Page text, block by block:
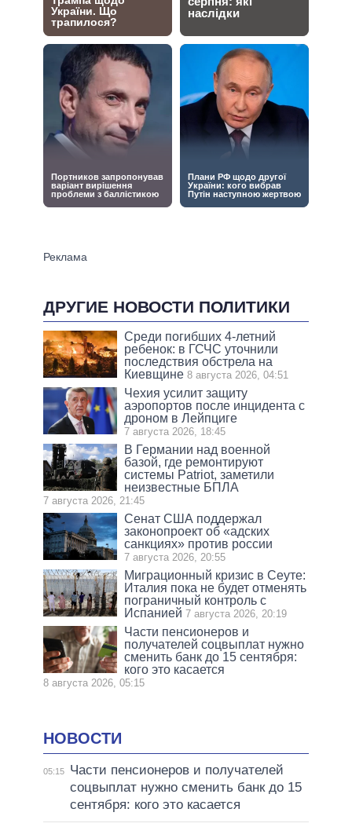
ДРУГИЕ НОВОСТИ ПОЛИТИКИ
Среди погибших 4-летний
ребенок: в ГСЧС уточнили
последствия обстрела на
Киевщине 8 августа 2026, 04:51
Чехия усилит защиту
аэропортов после инцидента с
дроном в Лейпциге
7 августа 2026, 18:45
В Германии над военной
базой, где ремонтируют
системы Patriot, заметили
неизвестные БПЛА
7 августа 2026, 21:45
Сенат США поддержал
законопроект об «адских
санкциях» против россии
7 августа 2026, 20:55
Миграционный кризис в Сеуте:
Италия пока не будет отменять
пограничный контроль с
Испанией 7 августа 2026, 20:19
Части пенсионеров и
получателей соцвыплат нужно
сменить банк до 15 сентября:
кого это касается
8 августа 2026, 05:15
НОВОСТИ
05:15
Части пенсионеров и получателей
соцвыплат нужно сменить банк до 15
сентября: кого это касается